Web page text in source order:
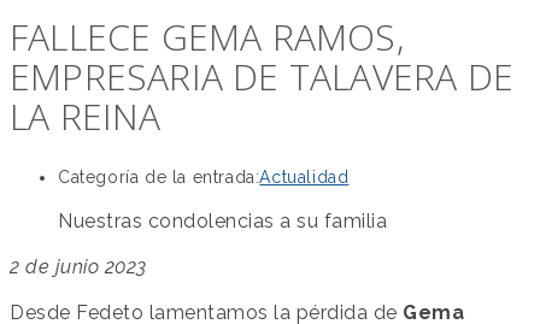
FALLECE GEMA RAMOS,
EMPRESARIA DE TALAVERA DE
LA REINA
Categoría de la entrada:Actualidad
Nuestras condolencias a su familia
2 de junio 2023
Desde Fedeto lamentamos la pérdida de Gema